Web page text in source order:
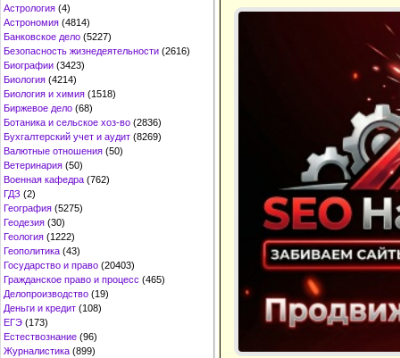
Астрология (4)
Астрономия (4814)
Банковское дело (5227)
Безопасность жизнедеятельности (2616)
Биографии (3423)
Биология (4214)
Биология и химия (1518)
Биржевое дело (68)
Ботаника и сельское хоз-во (2836)
Бухгалтерский учет и аудит (8269)
Валютные отношения (50)
Ветеринария (50)
Военная кафедра (762)
ГДЗ (2)
География (5275)
Геодезия (30)
Геология (1222)
Геополитика (43)
Государство и право (20403)
Гражданское право и процесс (465)
Делопроизводство (19)
Деньги и кредит (108)
ЕГЭ (173)
Естествознание (96)
Журналистика (899)